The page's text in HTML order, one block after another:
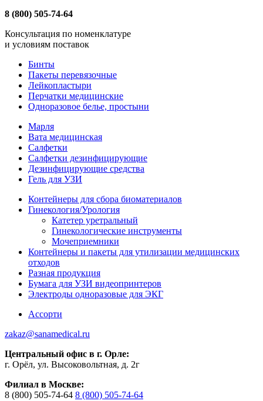
8 (800) 505-74-64
Консультация по номенклатуре
и условиям поставок
Бинты
Пакеты перевязочные
Лейкопластыри
Перчатки медицинские
Одноразовое белье, простыни
Марля
Вата медицинская
Салфетки
Салфетки дезинфицирующие
Дезинфицирующие средства
Гель для УЗИ
Контейнеры для сбора биоматериалов
Гинекология/Урология
Катетер уретральный
Гинекологические инструменты
Мочеприемники
Контейнеры и пакеты для утилизации медицинских
отходов
Разная продукция
Бумага для УЗИ видеопринтеров
Электроды одноразовые для ЭКГ
Ассорти
zakaz@sanamedical.ru
Центральный офис в г. Орле:
г. Орёл, ул. Высоковольтная, д. 2г
Филиал в Москве:
8 (800) 505-74-64 8 (800) 505-74-64